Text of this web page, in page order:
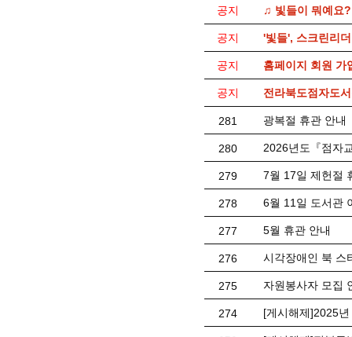
공지 ♫ 빛들이 뭐예요?
공지 '빛들', 스크린리
공지 홈페이지 회원 가
공지 전라북도점자도
281 광복절 휴관 안내
280 2026년도『점자
279 7월 17일 제헌절
278 6월 11일 도서관
277 5월 휴관 안내
276 시각장애인 북 스
275 자원봉사자 모집
274 [게시해제]2025